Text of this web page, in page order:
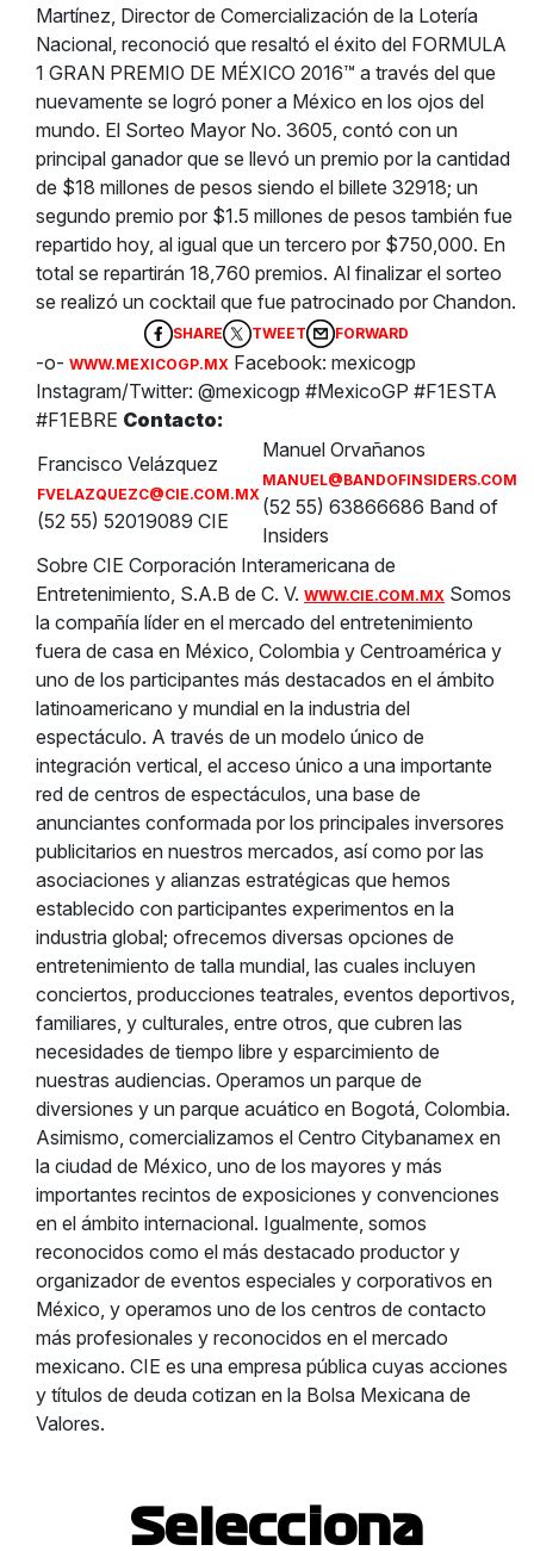
Martínez, Director de Comercialización de la Lotería
Nacional, reconoció que resaltó el éxito del FORMULA
1 GRAN PREMIO DE MÉXICO 2016™ a través del que
nuevamente se logró poner a México en los ojos del
mundo. El Sorteo Mayor No. 3605, contó con un
principal ganador que se llevó un premio por la cantidad
de $18 millones de pesos siendo el billete 32918; un
segundo premio por $1.5 millones de pesos también fue
repartido hoy, al igual que un tercero por $750,000. En
total se repartirán 18,760 premios. Al finalizar el sorteo
se realizó un cocktail que fue patrocinado por Chandon.
SHARE TWEET FORWARD
-o- WWW.MEXICOGP.MX Facebook: mexicogp
Instagram/Twitter: @mexicogp #MexicoGP #F1ESTA
#F1EBRE Contacto:
Francisco Velázquez
FVELAZQUEZC@CIE.COM.MX
(52 55) 52019089 CIE
Manuel Orvañanos
MANUEL@BANDOFINSIDERS.COM
(52 55) 63866686 Band of
Insiders
Sobre CIE Corporación Interamericana de
Entretenimiento, S.A.B de C. V. WWW.CIE.COM.MX Somos
la compañía líder en el mercado del entretenimiento
fuera de casa en México, Colombia y Centroamérica y
uno de los participantes más destacados en el ámbito
latinoamericano y mundial en la industria del
espectáculo. A través de un modelo único de
integración vertical, el acceso único a una importante
red de centros de espectáculos, una base de
anunciantes conformada por los principales inversores
publicitarios en nuestros mercados, así como por las
asociaciones y alianzas estratégicas que hemos
establecido con participantes experimentos en la
industria global; ofrecemos diversas opciones de
entretenimiento de talla mundial, las cuales incluyen
conciertos, producciones teatrales, eventos deportivos,
familiares, y culturales, entre otros, que cubren las
necesidades de tiempo libre y esparcimiento de
nuestras audiencias. Operamos un parque de
diversiones y un parque acuático en Bogotá, Colombia.
Asimismo, comercializamos el Centro Citybanamex en
la ciudad de México, uno de los mayores y más
importantes recintos de exposiciones y convenciones
en el ámbito internacional. Igualmente, somos
reconocidos como el más destacado productor y
organizador de eventos especiales y corporativos en
México, y operamos uno de los centros de contacto
más profesionales y reconocidos en el mercado
mexicano. CIE es una empresa pública cuyas acciones
y títulos de deuda cotizan en la Bolsa Mexicana de
Valores.
Selecciona